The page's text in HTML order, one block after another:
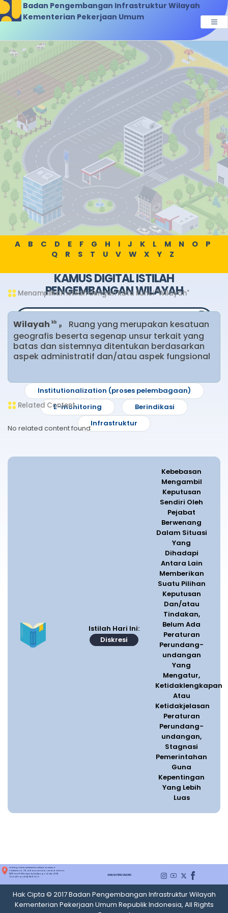
Badan Pengembangan Infrastruktur Wilayah
Kementerian Pekerjaan Umum
KAMUS DIGITAL ISTILAH
PENGEMBANGAN WILAYAH
Pencarian Populer
Institutionalization (proses pelembagaan)
E-monitoring
Berindikasi
Infrastruktur
A B C D E F G H I J K L M N O
P
Q
R S T U V W X Y Z
Menampilkan istilah dengan kata kunci "Wilayah"
Wilayah kb
p
Ruang yang merupakan kesatuan
geografis beserta segenap unsur terkait yang
batas dan sistemnya ditentukan berdasarkan
aspek administratif dan/atau aspek fungsional
Related Content
No related content found
Istilah Hari Ini:
Diskresi
Kebebasan
Mengambil
Keputusan
Sendiri Oleh
Pejabat
Berwenang
Dalam Situasi
Yang
Dihadapi
Antara Lain
Memberikan
Suatu Pilihan
Keputusan
Dan/atau
Tindakan,
Belum Ada
Peraturan
Perundang-
undangan
Yang
Mengatur,
Ketidaklengkapan
Atau
Ketidakjelasan
Peraturan
Perundang-
undangan,
Stagnasi
Pemerintahan
Guna
Kepentingan
Yang Lebih
Luas
Gedung G BPIW, Kementerian Pekerjaan Umum Jl.
Pattimura No. 20, Kebayoran Baru, Jakarta Selatan,
12110 Email: hkkompu.bpiw@pu.go.id Telp: (021)
7246487 Fax: (021) 29305345
JUMLAH PENGUNJUNG
Hak Cipta © 2017 Badan Pengembangan Infrastruktur Wilayah
Kementerian Pekerjaan Umum Republik Indonesia, All Rights